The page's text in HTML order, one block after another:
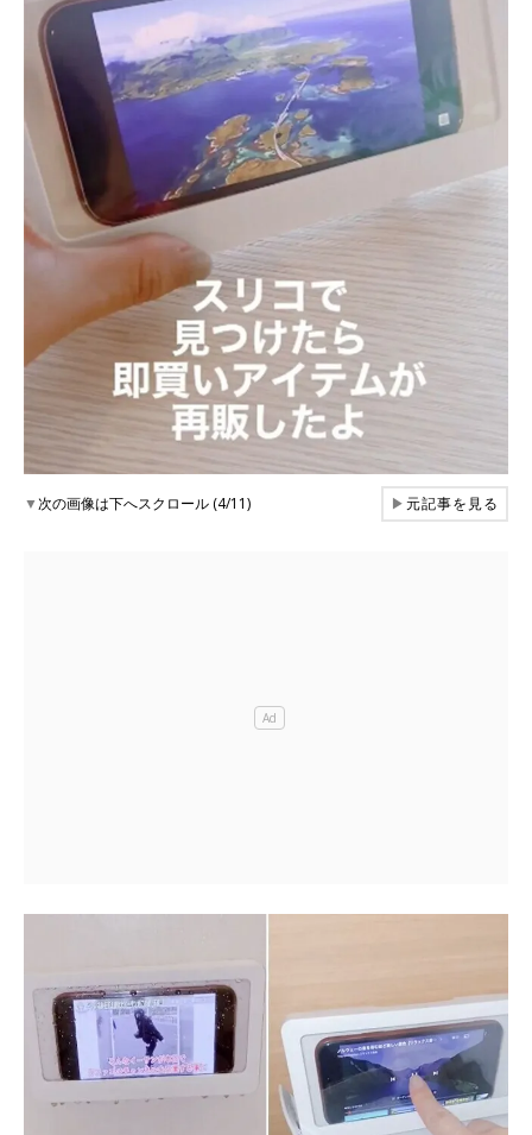
▼次の画像は下へスクロール (4/11) ▶元記事を見る